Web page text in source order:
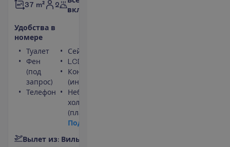
37 m² 2
включено
Удобства в
номере
Туалет
Фен
(под
запрос)
Телефон
Сейф
LCD телевизор
Кондиционер
(индивидуальный)
Небольшой
холодильник
(платно)
Под
Вылет из: Виль